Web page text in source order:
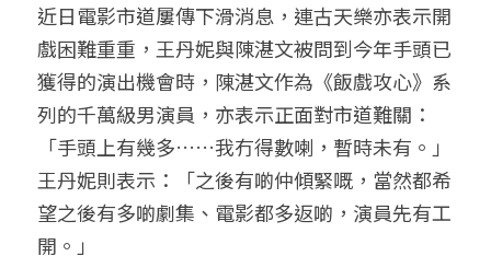
近日電影市道屢傳下滑消息，連古天樂亦表示開
戲困難重重，王丹妮與陳湛文被問到今年手頭已
獲得的演出機會時，陳湛文作為《飯戲攻心》系
列的千萬級男演員，亦表示正面對市道難關：
「手頭上有幾多……我冇得數喇，暫時未有。」
王丹妮則表示：「之後有啲仲傾緊嘅，當然都希
望之後有多啲劇集、電影都多返啲，演員先有工
開。」